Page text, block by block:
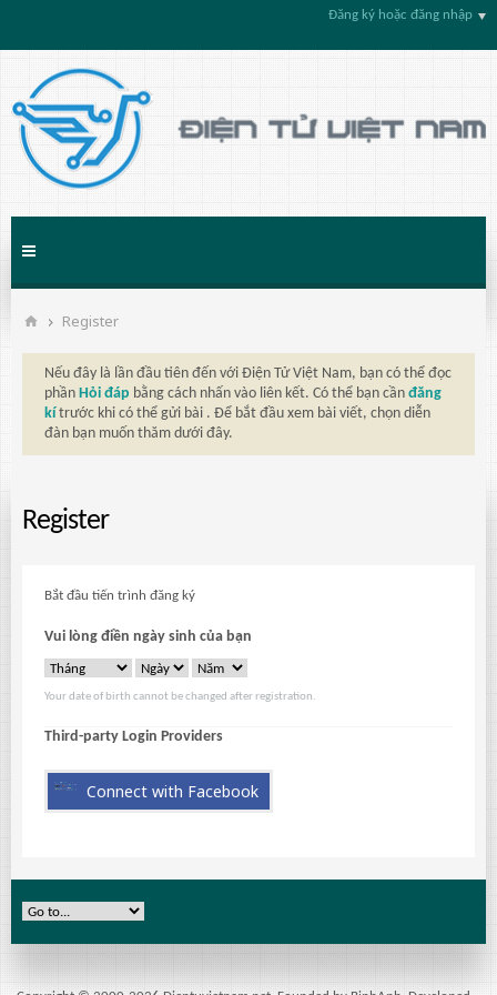
Đăng ký hoặc đăng nhập
Register
Nếu đây là lần đầu tiên đến với Điện Tử Việt Nam, bạn có thể đọc
phần Hỏi đáp bằng cách nhấn vào liên kết. Có thể bạn cần đăng
kí trước khi có thể gửi bài . Để bắt đầu xem bài viết, chọn diễn
đàn bạn muốn thăm dưới đây.
Register
Bắt đầu tiến trình đăng ký
Vui lòng điền ngày sinh của bạn
Your date of birth cannot be changed after registration.
Third-party Login Providers
Connect with Facebook